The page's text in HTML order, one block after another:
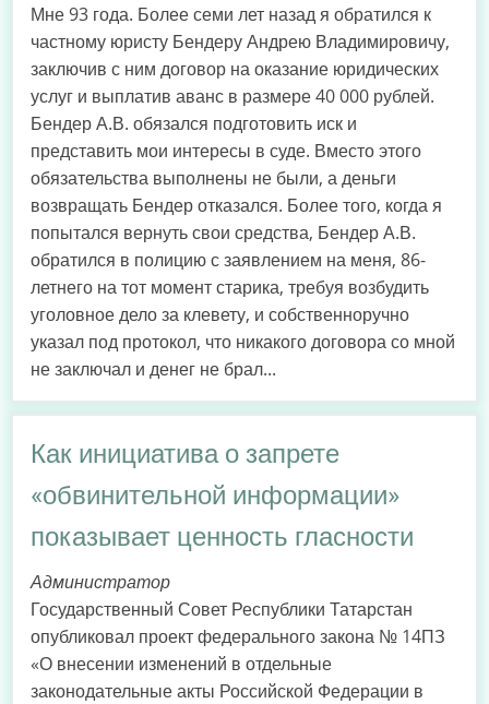
Мне 93 года. Более семи лет назад я обратился к
частному юристу Бендеру Андрею Владимировичу,
заключив с ним договор на оказание юридических
услуг и выплатив аванс в размере 40 000 рублей.
Бендер А.В. обязался подготовить иск и
представить мои интересы в суде. Вместо этого
обязательства выполнены не были, а деньги
возвращать Бендер отказался. Более того, когда я
попытался вернуть свои средства, Бендер А.В.
обратился в полицию с заявлением на меня, 86-
летнего на тот момент старика, требуя возбудить
уголовное дело за клевету, и собственноручно
указал под протокол, что никакого договора со мной
не заключал и денег не брал...
Как инициатива о запрете
«обвинительной информации»
показывает ценность гласности
Администратор
Государственный Совет Республики Татарстан
опубликовал проект федерального закона № 14ПЗ
«О внесении изменений в отдельные
законодательные акты Российской Федерации в